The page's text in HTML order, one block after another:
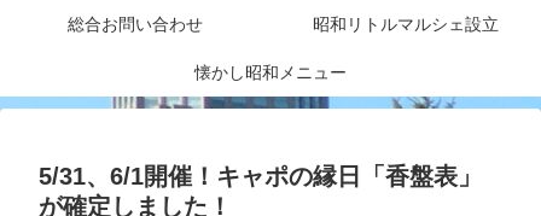
総合お問い合わせ 昭和リトルマルシェ設立
懐かし昭和メニュー
5/31、6/1開催！キャポの縁日「香盤表」
が確定しました！